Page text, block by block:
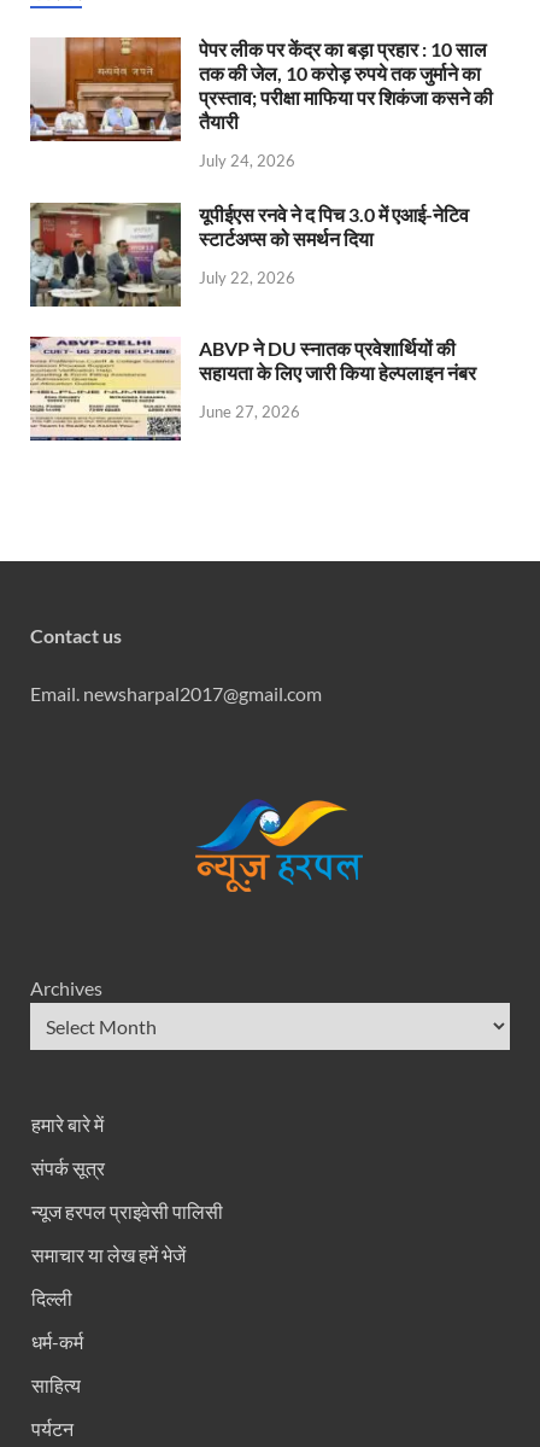
पेपर लीक पर केंद्र का बड़ा प्रहार : 10 साल
तक की जेल, 10 करोड़ रुपये तक जुर्माने का
प्रस्ताव; परीक्षा माफिया पर शिकंजा कसने की
तैयारी
July 24, 2026
यूपीईएस रनवे ने द पिच 3.0 में एआई-नेटिव
स्टार्टअप्स को समर्थन दिया
July 22, 2026
ABVP ने DU स्नातक प्रवेशार्थियों की
सहायता के लिए जारी किया हेल्पलाइन नंबर
June 27, 2026
Contact us
Email. newsharpal2017@gmail.com
Archives
हमारे बारे में
संपर्क सूत्र
न्यूज हरपल प्राइवेसी पालिसी
समाचार या लेख हमें भेजें
दिल्ली
धर्म-कर्म
साहित्य
पर्यटन